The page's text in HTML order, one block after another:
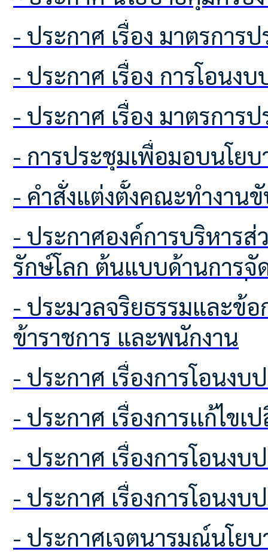
- ประกาศ เรื่อง มาตรกา
- ประกาศ เรื่อง การโอ
- ประกาศ เรื่อง มาตรกา
- การประชุมเพื่อมอบนโย
- คำสั่งแต่งตั้งคณะทำงาน
- ประกาศองค์การบริหารส่วนตำบลโคกเพลาะ เรื่อง ผลการคัดเลือกอาสาสมัครท้องถิ่น
รักษ์โลก ต้นแบบด้านการ
ทรัพยากรธรรมชาติและสิ่
- ประมวลจริยธรรมและข้อกำหนดจริยธรรม ผู้บริหารท้องถิ่น สมาชิกสภาท้องถิ่น
ข้าราชการ และพนักงาน
- ประกาศ เรื่องการโอน
- ประกาศ เรื่องการเเก้ไ
- ประกาศ เรื่องการโอน
- ประกาศ เรื่องการโอน
- ประกาศเจตนารมณ์นโย